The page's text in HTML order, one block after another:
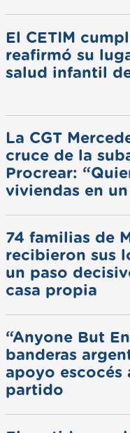
El CETIM
reafirmó su
salud infantil
La CGT
cruce de la
Procrear:
viviendas en
74 familias de
recibieron sus
un paso
casa propia
“Anyone But
banderas
apoyo escocés
partido